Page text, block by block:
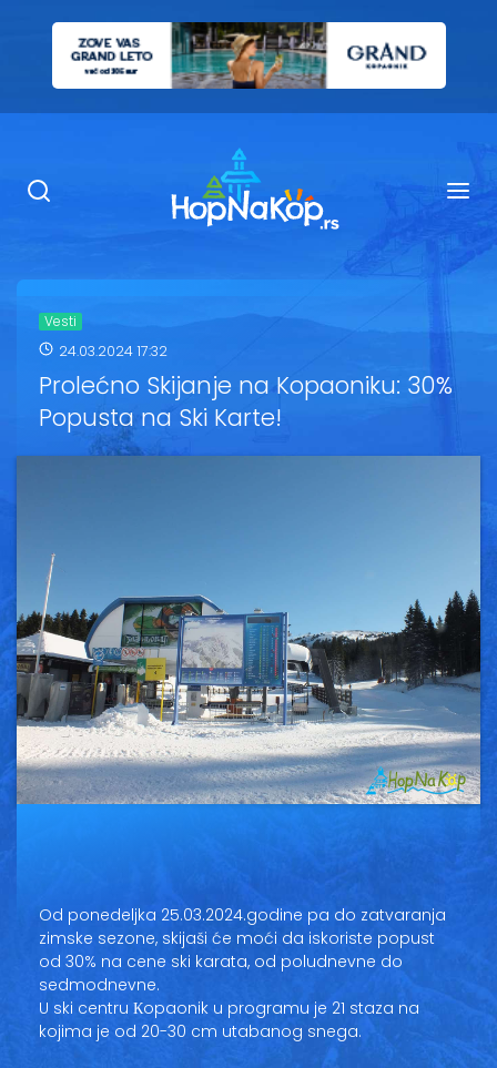
Ugostiteljstvo
Kop Info
Ski škole
Ski renta
Galerija
Copyright© 2020
HopNaKop
Vesti
24.03.2024 17:32
Prolećno Skijanje na Kopaoniku: 30%
Popusta na Ski Karte!
Od ponedeljka 25.03.2024.godine pa do zatvaranja
zimske sezone, skijaši će moći da iskoriste popust
od 30% na cene ski karata, od poludnevne do
sedmodnevne.
U ski centru Кopaonik u programu je 21 staza na
kojima je od 20-30 cm utabanog snega.